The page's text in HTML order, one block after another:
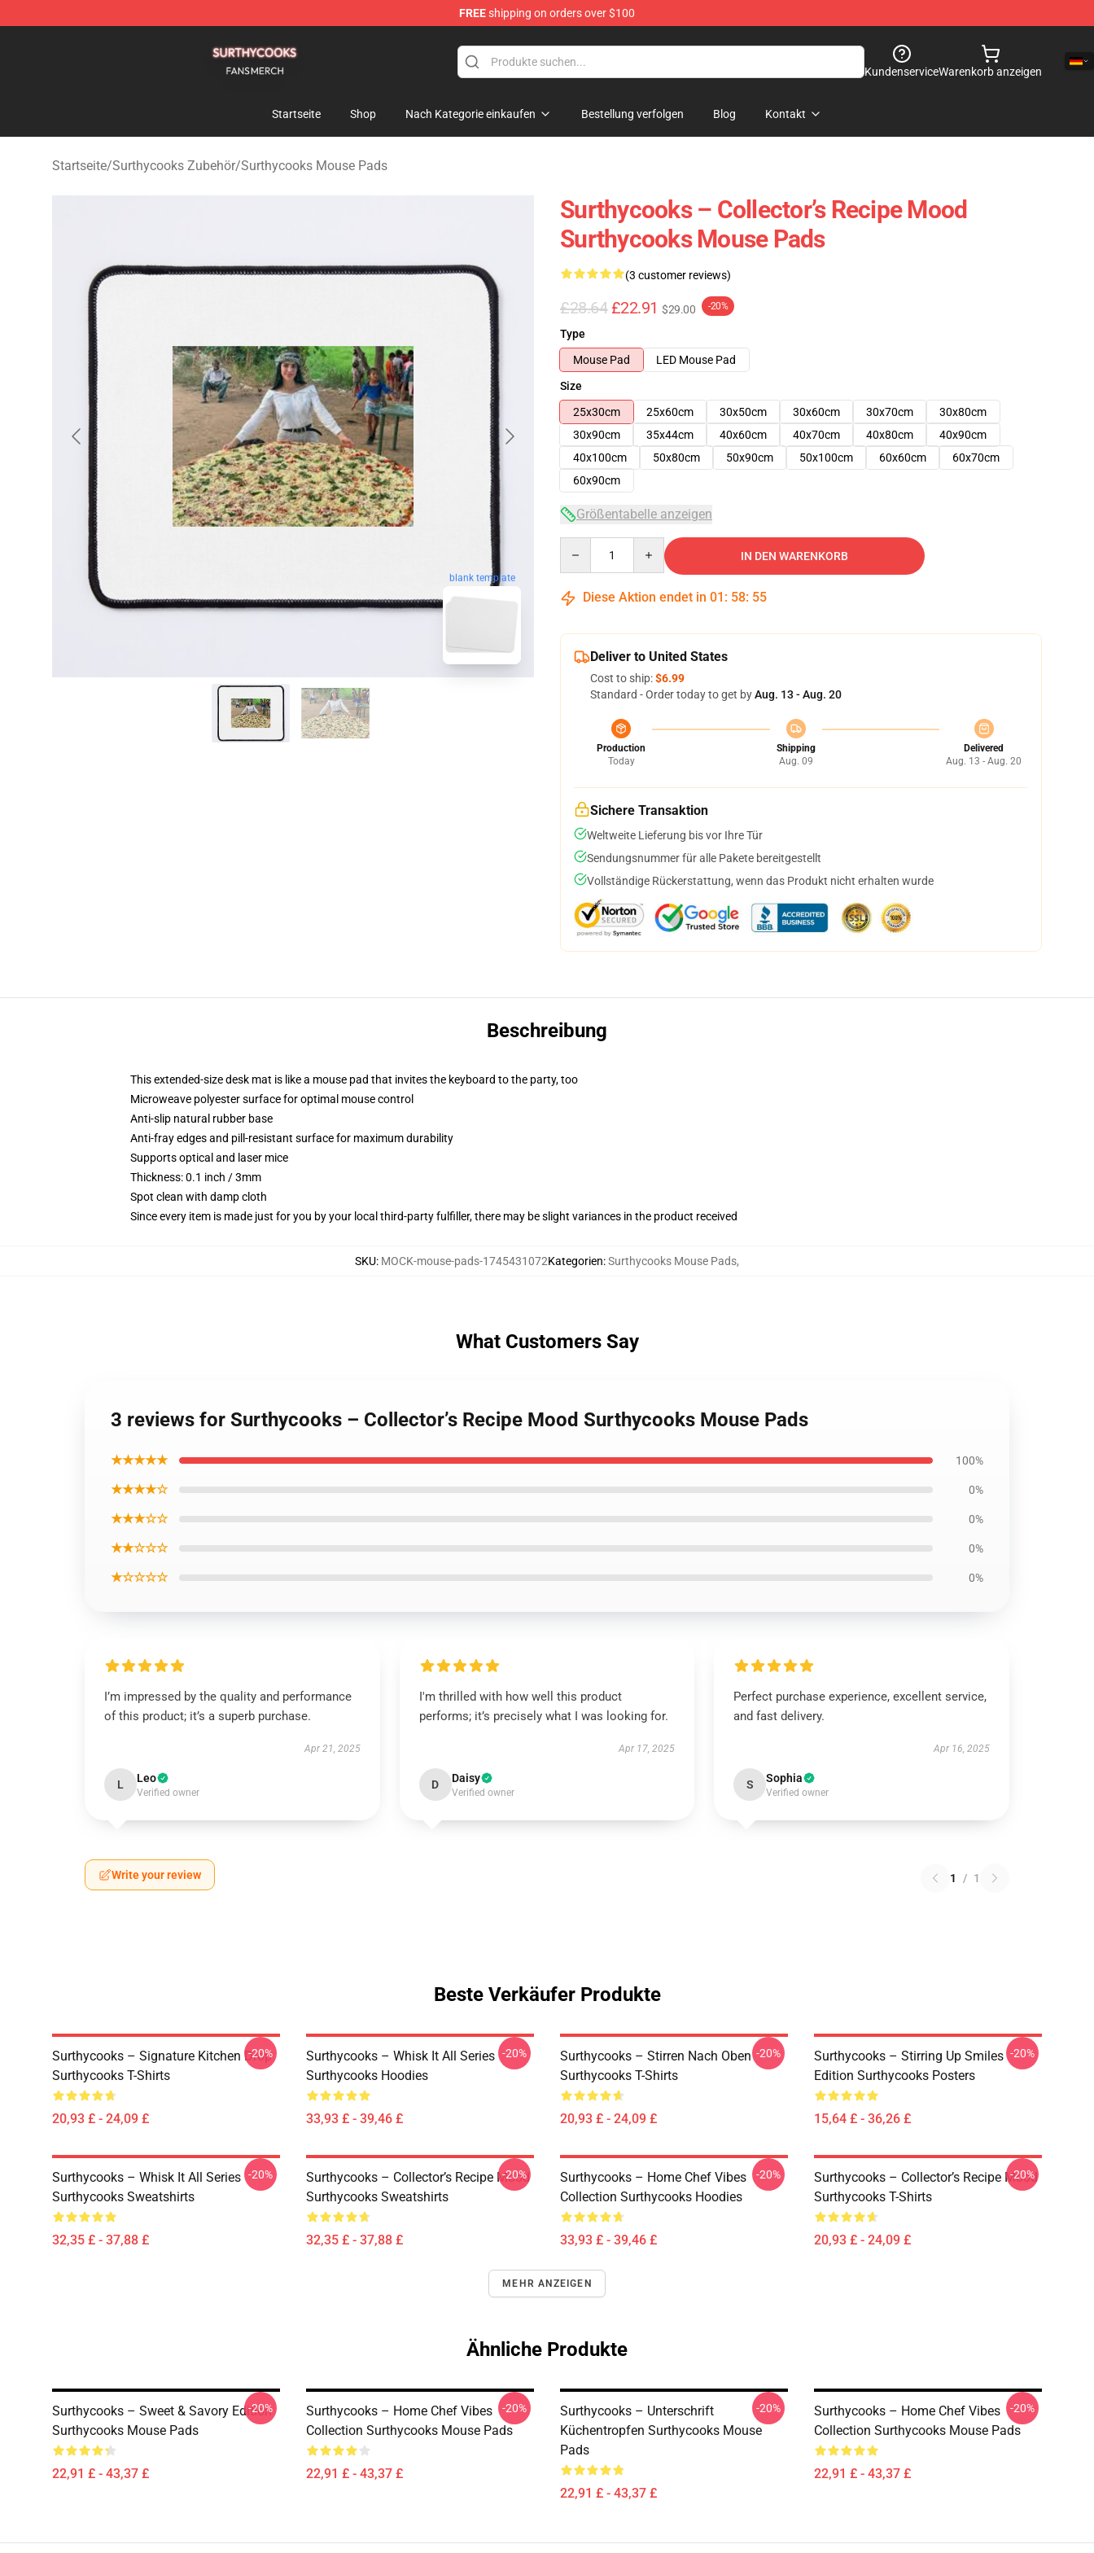
FREEshipping on orders over $100
KundenserviceWarenkorb anzeigen
Startseite Shop Nach Kategorie einkaufen Bestellung verfolgen Blog Kontakt
Startseite/Surthycooks Zubehör/Surthycooks Mouse Pads
blank template
Surthycooks – Collector’s Recipe Mood
Surthycooks Mouse Pads
(3 customer reviews)
£28.64 £22.91 $29.00 -20%
Type
Mouse Pad
LED Mouse Pad
Size
25x30cm
25x60cm 30x50cm 30x60cm 30x70cm
30x80cm
30x90cm
35x44cm 40x60cm 40x70cm 40x80cm
40x90cm
40x100cm
50x80cm 50x90cm 50x100cm 60x60cm
60x70cm
60x90cm
Größentabelle anzeigen
IN DEN WARENKORB
Diese Aktion endet in 01 : 58: 54
Deliver to United States
Cost to ship:$6.99
Standard - Order today to get byAug. 13 - Aug. 20
Production
Today
Shipping
Aug. 09
Delivered
Aug. 13 - Aug. 20
Sichere Transaktion
Weltweite Lieferung bis vor Ihre Tür
Sendungsnummer für alle Pakete bereitgestellt
Vollständige Rückerstattung, wenn das Produkt nicht erhalten wurde
Beschreibung
This extended-size desk mat is like a mouse pad that invites the keyboard to the party, too
Microweave polyester surface for optimal mouse control
Anti-slip natural rubber base
Anti-fray edges and pill-resistant surface for maximum durability
Supports optical and laser mice
Thickness: 0.1 inch / 3mm
Spot clean with damp cloth
Since every item is made just for you by your local third-party fulfiller, there may be slight variances in the product received
SKU: MOCK-mouse-pads-1745431072Kategorien:Surthycooks Mouse Pads,
What Customers Say
3 reviews for Surthycooks – Collector’s Recipe Mood Surthycooks Mouse Pads
★★★★★ 100%
★★★★☆ 0%
★★★☆☆ 0%
★★☆☆☆ 0%
★☆☆☆☆ 0%
I’m impressed by the quality and performance
of this product; it’s a superb purchase.
Apr 21, 2025
L Leo
Verified owner
I'm thrilled with how well this product
performs; it’s precisely what I was looking for.
Apr 17, 2025
D Daisy
Verified owner
Perfect purchase experience, excellent service,
and fast delivery.
Apr 16, 2025
S Sophia
Verified owner
Write your review 1 / 1
Beste Verkäufer Produkte
Surthycooks – Signature Kitchen Drop
Surthycooks T-Shirts
20,93 £ - 24,09 £
-20%
Surthycooks – Whisk It All Series
Surthycooks Hoodies
33,93 £ - 39,46 £
-20%
Surthycooks – Stirren Nach Oben
Surthycooks T-Shirts
20,93 £ - 24,09 £
-20%
Surthycooks – Stirring Up Smiles
Edition Surthycooks Posters
15,64 £ - 36,26 £
-20%
Surthycooks – Whisk It All Series
Surthycooks Sweatshirts
32,35 £ - 37,88 £
-20%
Surthycooks – Collector’s Recipe Mood
Surthycooks Sweatshirts
32,35 £ - 37,88 £
-20%
Surthycooks – Home Chef Vibes
Collection Surthycooks Hoodies
33,93 £ - 39,46 £
-20%
Surthycooks – Collector’s Recipe Mood
Surthycooks T-Shirts
20,93 £ - 24,09 £
-20%
MEHR ANZEIGEN
Ähnliche Produkte
Surthycooks – Sweet & Savory Edition
Surthycooks Mouse Pads
22,91 £ - 43,37 £
-20%
Surthycooks – Home Chef Vibes
Collection Surthycooks Mouse Pads
22,91 £ - 43,37 £
-20%
Surthycooks – Unterschrift
Küchentropfen Surthycooks Mouse
Pads
22,91 £ - 43,37 £
-20%
Surthycooks – Home Chef Vibes
Collection Surthycooks Mouse Pads
22,91 £ - 43,37 £
-20%